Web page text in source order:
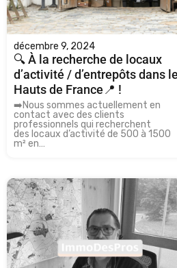
décembre 9, 2024
🔍 À la recherche de locaux
d’activité / d’entrepôts dans
Hauts de France📍 !
➡️Nous sommes actuellement en
contact avec des clients
professionnels qui recherchent
des locaux d’activité de 500 à 1500
m² en…